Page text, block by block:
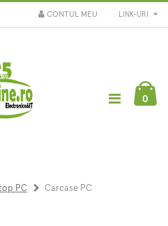
LINK-URI
CONTUL MEU
0
PC Carcase PC